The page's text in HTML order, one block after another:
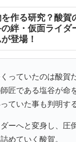
作る研究？酸
絆・仮面ライダ
登場！
っていたのは酸賀
匠である塩谷が命
ていた事も判明する
ーへと変身し、圧
めていく酸賀。